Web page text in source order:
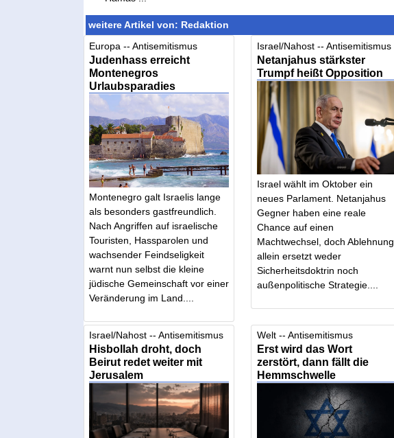
weitere Artikel von: Redaktion
Europa -- Antisemitismus
Judenhass erreicht
Montenegros
Urlaubsparadies
Montenegro galt Israelis lange
als besonders gastfreundlich.
Nach Angriffen auf israelische
Touristen, Hassparolen und
wachsender Feindseligkeit
warnt nun selbst die kleine
jüdische Gemeinschaft vor einer
Veränderung im Land....
Israel/Nahost -- Antisemitismus
Netanjahus stärkster
Trumpf heißt Opposition
Israel wählt im Oktober ein
neues Parlament. Netanjahus
Gegner haben eine reale
Chance auf einen
Machtwechsel, doch Ablehnung
allein ersetzt weder
Sicherheitsdoktrin noch
außenpolitische Strategie....
Israel/Nahost -- Antisemitismus
Hisbollah droht, doch
Beirut redet weiter mit
Jerusalem
Welt -- Antisemitismus
Erst wird das Wort
zerstört, dann fällt die
Hemmschwelle